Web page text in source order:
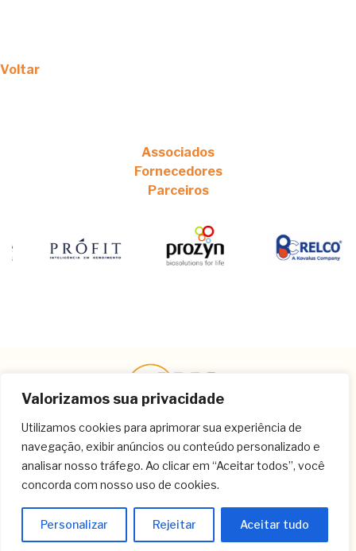
Valorizamos sua privacidade
Utilizamos cookies para aprimorar sua experiência de
navegação, exibir anúncios ou conteúdo personalizado e
analisar nosso tráfego. Ao clicar em “Aceitar todos”, você
concorda com nosso uso de cookies.
Personalizar Rejeitar Aceitar tudo
Voltar
Associados
Fornecedores
Parceiros
Contato
(11) 3259-8266